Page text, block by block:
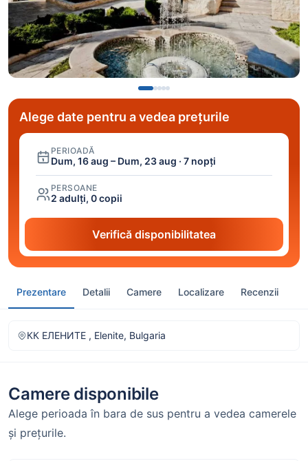
Alege date pentru a vedea prețurile
PERIOADĂ
Dum, 16 aug – Dum, 23 aug · 7 nopți
PERSOANE
2 adulți, 0 copii
Verifică disponibilitatea
Prezentare Detalii Camere Localizare Recenzii
КК ЕЛЕНИТЕ , Elenite, Bulgaria
Camere disponibile
Alege perioada în bara de sus pentru a vedea camerele
și prețurile.